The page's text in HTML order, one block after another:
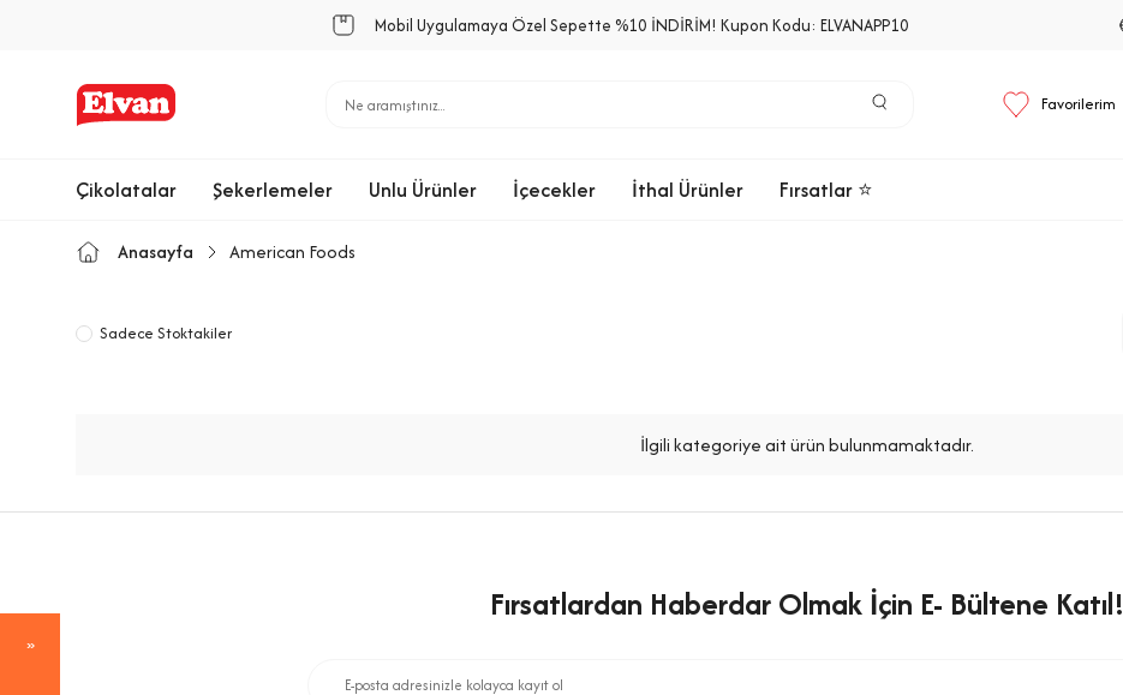
Mobil Uygulamaya Özel Sepette %10 İNDİRİM! Kupon Kodu: ELVANAPP10
Favorilerim
Çikolatalar Şekerlemeler Unlu Ürünler İçecekler İthal Ürünler Fırsatlar ⭐
Anasayfa American Foods
Sadece Stoktakiler
İlgili kategoriye ait ürün bulunmamaktadır.
Fırsatlardan Haberdar Olmak İçin E- Bültene Katıl!